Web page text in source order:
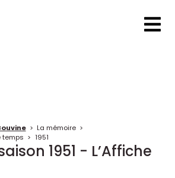
> La mémoire >
temps > 1951
1951 - L’Affiche